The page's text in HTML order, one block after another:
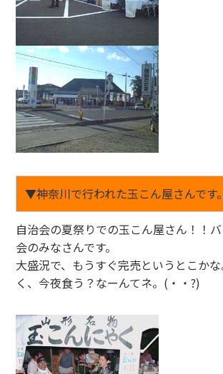
▼神奈川で行われた玉こん屋さんです。
自治会の夏祭りでの玉こん屋さん！！
会のみなさんです。
大盛況で、もうすぐ完売というとこか
く、今夜食う？なーんてネ。(・・?)